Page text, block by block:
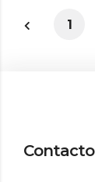
1
Contacto